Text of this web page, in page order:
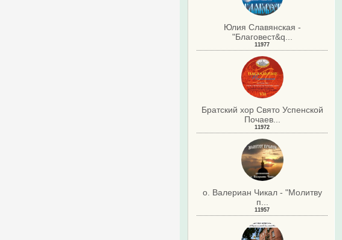
Юлия Славянская -
"Благовест&q...
11977
Братский хор Свято Успенской
Почаев...
11972
о. Валериан Чикал - "Молитву
п...
11957